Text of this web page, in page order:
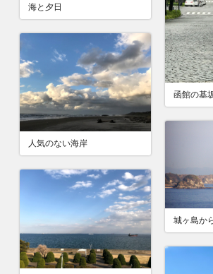
海と夕日
函館の基
人気のない海岸
城ヶ島か